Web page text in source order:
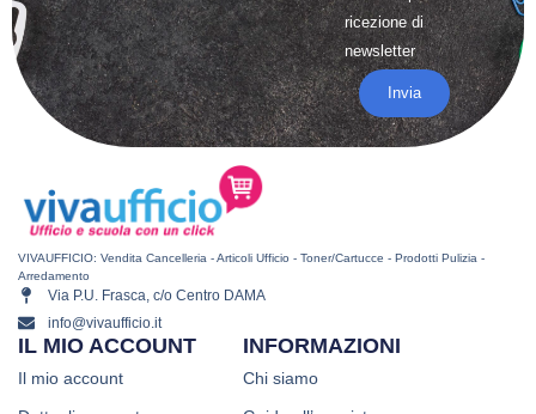
ricezione di
newsletter
Invia
VIVAUFFICIO: Vendita Cancelleria - Articoli Ufficio - Toner/Cartucce - Prodotti Pulizia -
Arredamento
Via P.U. Frasca, c/o Centro DAMA
info@vivaufficio.it
INFORMAZIONI
Chi siamo
IL MIO ACCOUNT
Il mio account